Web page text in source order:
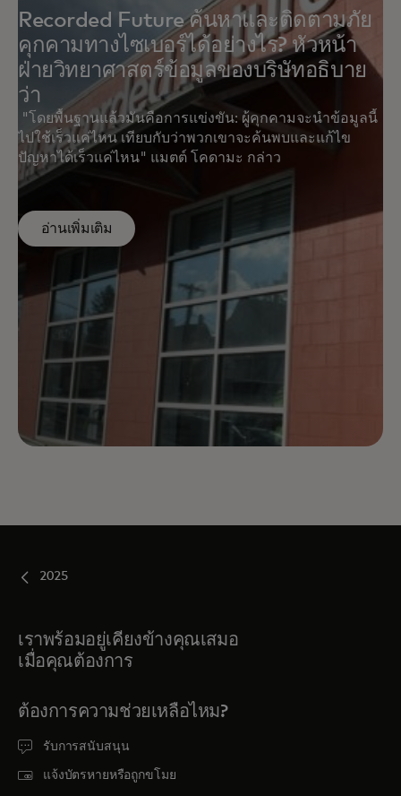
Recorded Future ค้นหาและติดตามภัย
คุกคามทางไซเบอร์ได้อย่างไร? หัวหน้า
ฝ่ายวิทยาศาสตร์ข้อมูลของบริษัทอธิบาย
ว่า
"โดยพื้นฐานแล้วมันคือการแข่งขัน: ผู้คุกคามจะนำข้อมูลนี้
ไปใช้เร็วแค่ไหน เทียบกับว่าพวกเขาจะค้นพบและแก้ไข
ปัญหาได้เร็วแค่ไหน" แมตต์ โคดามะ กล่าว
อ่านเพิ่มเติม
2025
เราพร้อมอยู่เคียงข้างคุณเสมอ
เมื่อคุณต้องการ
ต้องการความช่วยเหลือไหม?
รับการสนับสนุน
แจ้งบัตรหายหรือถูกขโมย